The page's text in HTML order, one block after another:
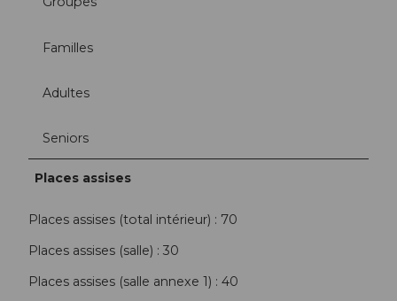
Familles
Adultes
Seniors
Places assises
Places assises (total intérieur) : 70
Places assises (salle) : 30
Places assises (salle annexe 1) : 40